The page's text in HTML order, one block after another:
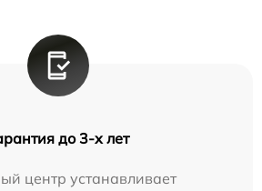
до 3-х лет
центр устанавливает